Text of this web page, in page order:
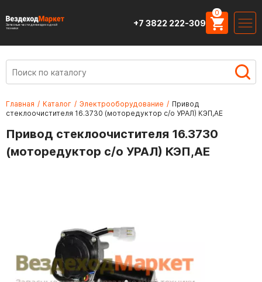
Запасные части для вездеходной
техники
+7 3822 222-309
0
Главная / Каталог / Электрооборудование / Привод
стеклоочистителя 16.3730 (моторедуктор с/о УРАЛ) КЭП,АЕ
Привод стеклоочистителя 16.3730
(моторедуктор с/о УРАЛ) КЭП,АЕ